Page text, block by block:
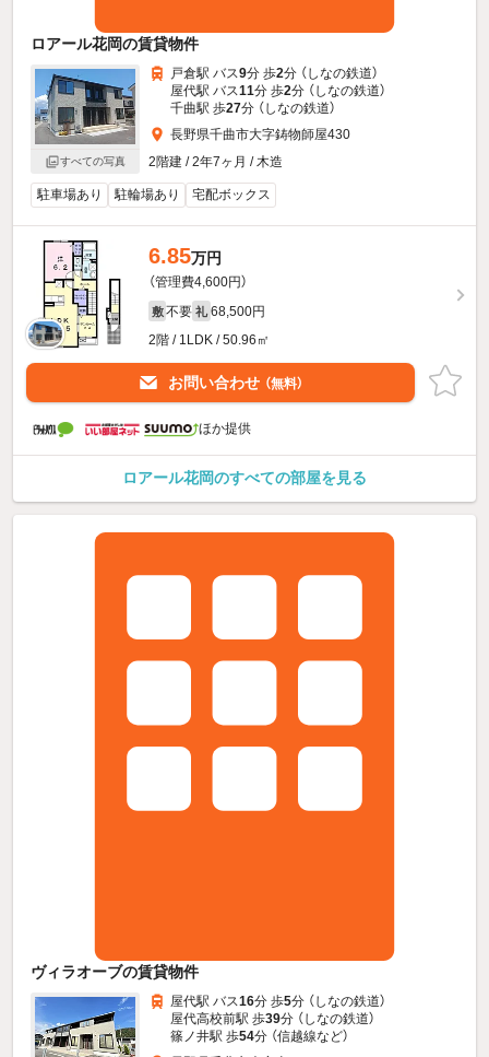
ロアール花岡の賃貸物件
すべての写真
戸倉駅 バス9分 歩2分 （しなの鉄道）
屋代駅 バス11分 歩2分 （しなの鉄道）
千曲駅 歩27分 （しなの鉄道）
長野県千曲市大字鋳物師屋430
2階建 / 2年7ヶ月 / 木造
駐車場あり 駐輪場あり 宅配ボックス
6.85万円
（管理費4,600円）
敷 不要 礼 68,500円
2階 / 1LDK / 50.96㎡
お問い合わせ （無料）
ほか提供
ロアール花岡のすべての部屋を見る
ヴィラオーブの賃貸物件
屋代駅 バス16分 歩5分 （しなの鉄道）
屋代高校前駅 歩39分 （しなの鉄道）
篠ノ井駅 歩54分 （信越線など）